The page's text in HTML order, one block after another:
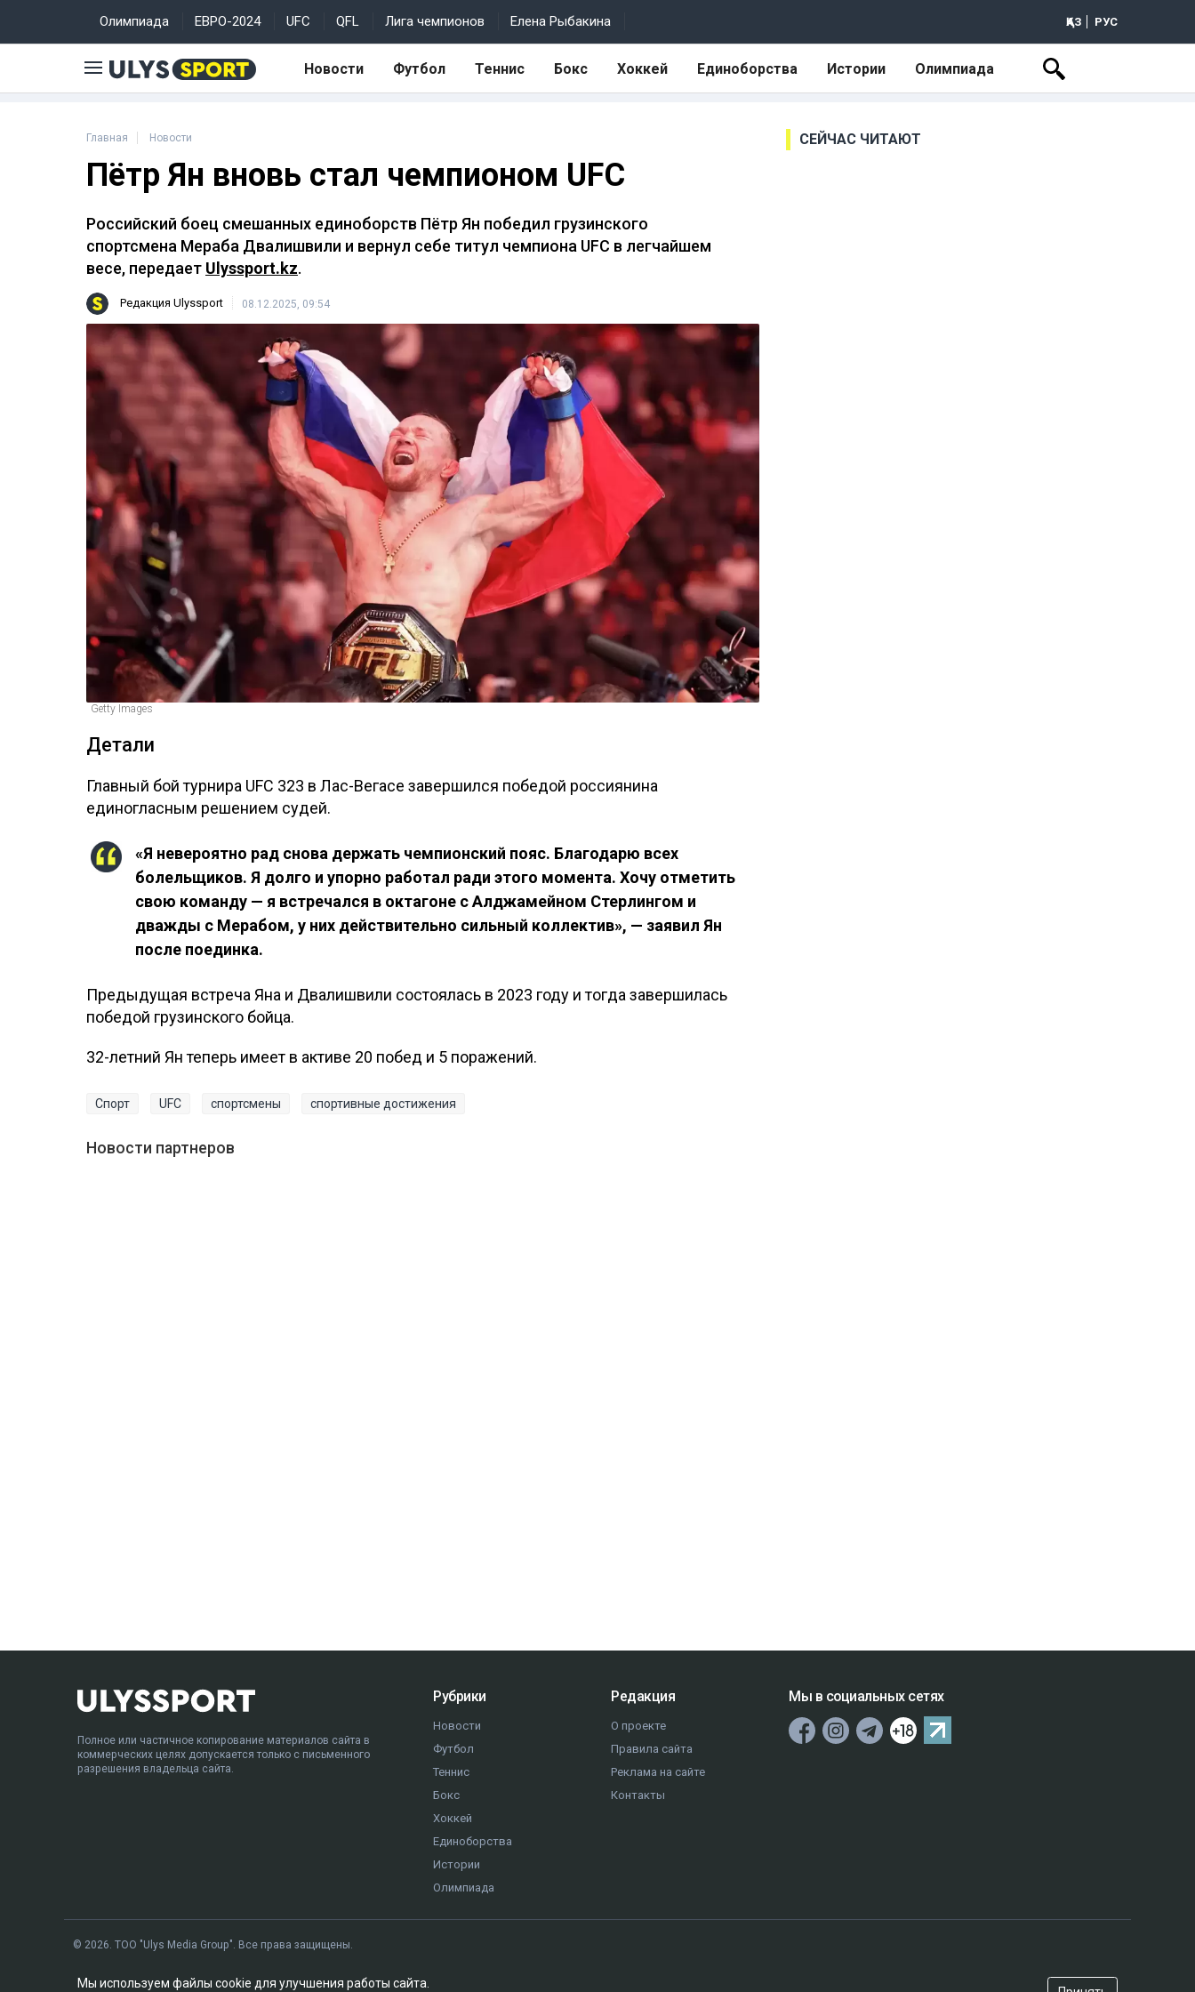
Олимпиада ЕВРО-2024 UFC QFL Лига чемпионов Елена Рыбакина ҚАЗ РУС
Новости Футбол Теннис Бокс Хоккей Единоборства Истории Олимпиада
Главная Новости
Пётр Ян вновь стал чемпионом UFC
Российский боец смешанных единоборств Пётр Ян победил грузинского
спортсмена Мераба Двалишвили и вернул себе титул чемпиона UFC в легчайшем
весе, передает Ulyssport.kz.
Редакция Ulyssport 08.12.2025, 09:54
Getty Images
Детали
Главный бой турнира UFC 323 в Лас-Вегасе завершился победой россиянина
единогласным решением судей.
«Я невероятно рад снова держать чемпионский пояс. Благодарю всех
болельщиков. Я долго и упорно работал ради этого момента. Хочу отметить
свою команду — я встречался в октагоне с Алджамейном Стерлингом и
дважды с Мерабом, у них действительно сильный коллектив», — заявил Ян
после поединка.
Предыдущая встреча Яна и Двалишвили состоялась в 2023 году и тогда завершилась
победой грузинского бойца.
32-летний Ян теперь имеет в активе 20 побед и 5 поражений.
Спорт UFC спортсмены спортивные достижения
Новости партнеров
СЕЙЧАС ЧИТАЮТ
Полное или частичное копирование материалов сайта в
коммерческих целях допускается только с письменного
разрешения владельца сайта.
Рубрики
Новости
Футбол
Теннис
Бокс
Хоккей
Единоборства
Истории
Олимпиада
Редакция
О проекте
Правила сайта
Реклама на сайте
Контакты
Мы в социальных сетях
© 2026. ТОО "Ulys Media Group". Все права защищены.
Мы используем файлы cookie для улучшения работы сайта.